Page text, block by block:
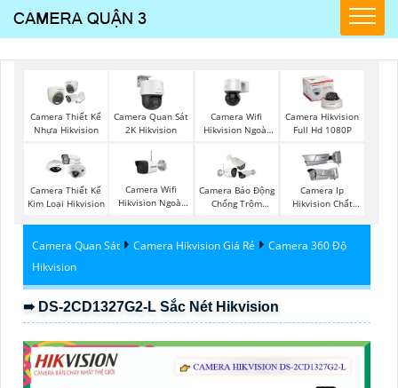
Camera Thiết Kế
Nhựa Hikvision
Camera Quan Sát
2K Hikvision
Camera Wifi
Hikvision Ngoài
Camera Hikvision
Full Hd 1080P
Camera Thiết Kế
Kim Loại Hikvision
Camera Wifi
Hikvision Ngoài
Camera Báo Động
Chống Trộm
Camera Ip
Hikvision Chất
Camera Quan Sát Camera Hikvision Giá Rẻ
Camera 360 Độ
Hikvision
➠ DS-2CD1327G2-L Sắc Nét Hikvision